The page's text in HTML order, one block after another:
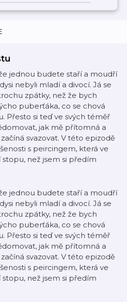
jednou budete staří a moudří
nebyli mladí a divocí. Já se
zpátky, než že bych
puberťáka, co se chová
Přesto si teď ve svých téměř
jak mě přítomná a
svazovat. V této epizodě
s peircingem, která ve
než jsem si předím
jednou budete staří a moudří
nebyli mladí a divocí. Já se
zpátky, než že bych
puberťáka, co se chová
Přesto si teď ve svých téměř
jak mě přítomná a
svazovat. V této epizodě
s peircingem, která ve
než jsem si předím